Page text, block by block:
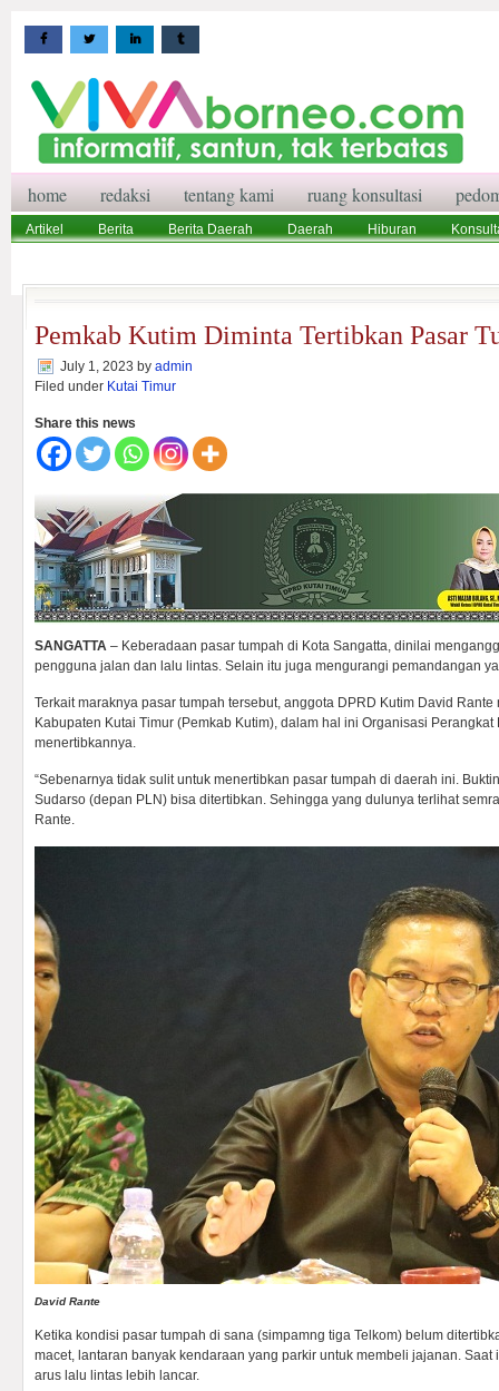
home redaksi tentang kami ruang konsultasi
Artikel Berita Berita Daerah Daerah Hiburan
Pemkab Kutim Diminta Tertibkan Pasar
July 1, 2023 by admin
Filed under Kutai Timur
Share this news
SANGATTA – Keberadaan pasar tumpah di Kota Sangatta, dinilai
pengguna jalan dan lalu lintas. Selain itu juga mengurangi pemandangan
Terkait maraknya pasar tumpah tersebut, anggota DPRD Kutim David
Kabupaten Kutai Timur (Pemkab Kutim), dalam hal ini Organisasi
menertibkannya.
“Sebenarnya tidak sulit untuk menertibkan pasar tumpah di daerah ini.
Sudarso (depan PLN) bisa ditertibkan. Sehingga yang dulunya terlihat
Rante.
David Rante
Ketika kondisi pasar tumpah di sana (simpamng tiga Telkom) belum
macet, lantaran banyak kendaraan yang parkir untuk membeli jajanan.
arus lalu lintas lebih lancar.